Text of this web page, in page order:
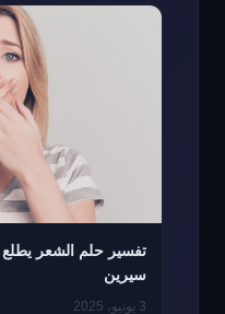
تفسير حلم الشعر يطلع
سيرين
3 يونيو، 2025